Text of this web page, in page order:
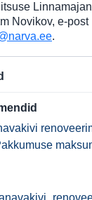
Novikov, e-post
.